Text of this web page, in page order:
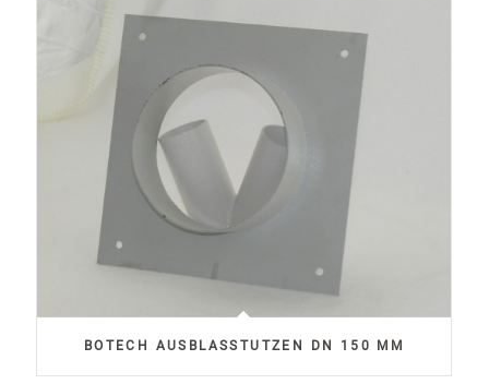
BOTECH AUSBLASSTUTZEN DN 150 MM